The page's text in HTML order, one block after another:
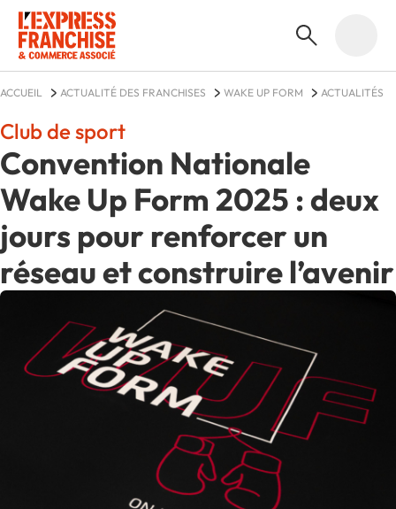
ACCUEIL ACTUALITÉ DES FRANCHISES WAKE UP FORM ACTUALITÉS
Convention Nationale
Wake Up Form 2025 : deux
jours pour renforcer un
réseau et construire l’avenir
Club de sport